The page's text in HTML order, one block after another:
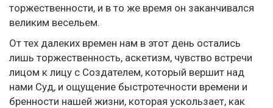
торжественности, и в то же время он заканчивался
великим весельем.
От тех далеких времен нам в этот день остались
лишь торжественность, аскетизм, чувство встречи
лицом к лицу с Создателем, который вершит над
нами Суд, и ощущение быстротечности времени и
бренности нашей жизни, которая ускользает, как